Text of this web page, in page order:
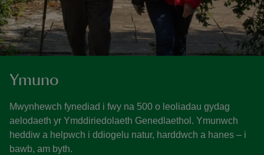
Ymuno
Mwynhewch fynediad i fwy na 500 o leoliadau gydag
aelodaeth yr Ymddiriedolaeth Genedlaethol. Ymunwch
heddiw a helpwch i ddiogelu natur, harddwch a hanes – i
bawb, am byth.